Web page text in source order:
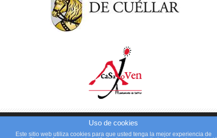
Copyright 2014 empleo.cuellar.es -
Politica de cookies-Contacto
Uso de cookies
Este sitio web utiliza cookies para que usted tenga la mejor experiencia de